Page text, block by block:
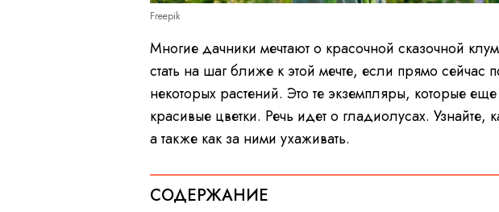
Freepik
Многие дачники мечтают о красочной сказочной
стать на шаг ближе к этой мечте, если прямо
некоторых растений. Это те экземпляры, которые
красивые цветки. Речь идет о гладиолусах. Узнайте,
а также как за ними ухаживать.
СОДЕРЖАНИЕ